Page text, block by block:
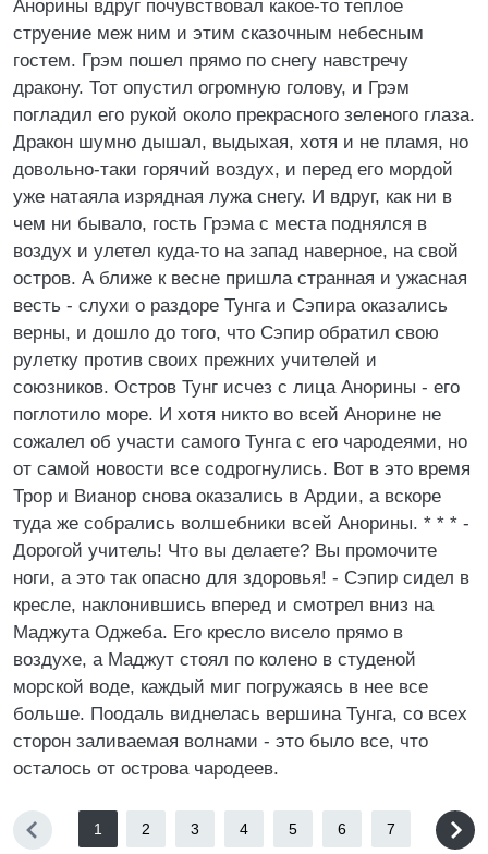
1 2 3 4 5 6 7